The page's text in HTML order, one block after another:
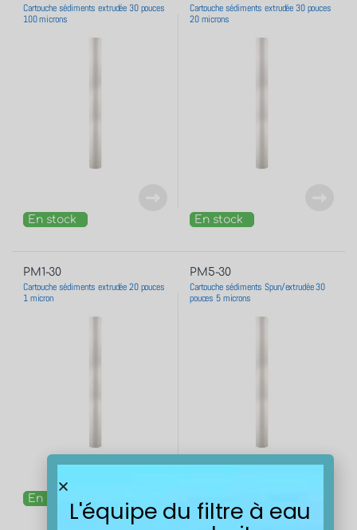
Cartouche sédiments extrudée 30 pouces
100 microns
En stock
Cartouche sédiments extrudée 30 pouces
20 microns
En stock
PM1-30
Cartouche sédiments extrudée 20 pouces
1 micron
En stock
PM5-30
Cartouche sédiments Spun/extrudée 30
pouces 5 microns
L'équipe du filtre à eau